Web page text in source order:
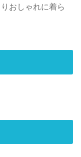
おしゃれに着ら